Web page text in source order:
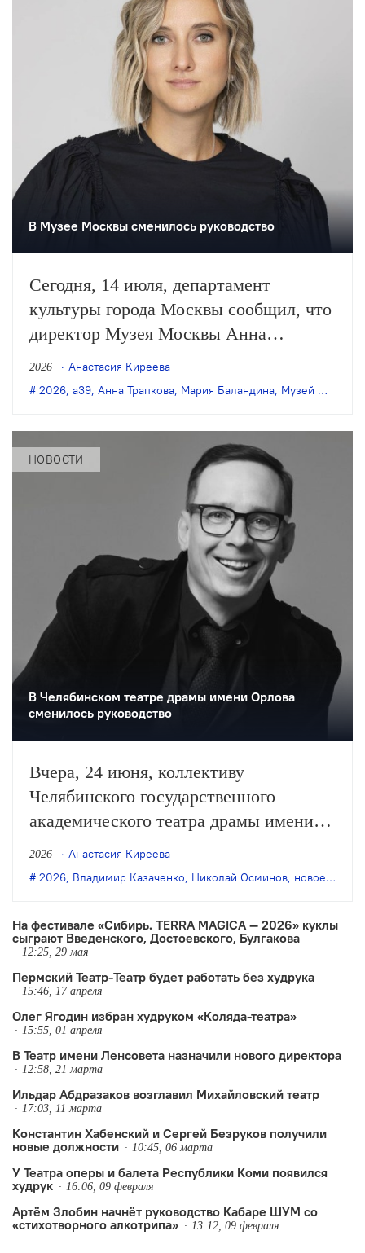
В Музее Москвы сменилось руководство
Сегодня, 14 июля, департамент
культуры города Москвы сообщил, что
директор Музея Москвы Анна
Трапкова покидает свой пост. Её место
займёт Мария Баландина.
2026
Анастасия Киреева
2026, а39, Анна Трапкова, Мария Баландина, Музей Москвы
НОВОСТИ
В Челябинском театре драмы имени Орлова
сменилось руководство
Вчера, 24 июня, коллективу
Челябинского государственного
академического театра драмы имени
Наума Орлова был представлен новый
главный режиссёр. Им стал штатный
Осминов. Возглавлявший
Челябинскую драму ранее Владимир
Казаченко покинул театр в мае.
2026
Анастасия Киреева
2026, Владимир Казаченко, Николай Осминов, новое назначение
На фестивале «Сибирь. TERRA MAGICA — 2026» куклы
сыграют Введенского, Достоевского, Булгакова
12:25, 29 мая
Пермский Театр-Театр будет работать без худрука
15:46, 17 апреля
Олег Ягодин избран худруком «Коляда-театра»
15:55, 01 апреля
В Театр имени Ленсовета назначили нового директора
12:58, 21 марта
Ильдар Абдразаков возглавил Михайловский театр
17:03, 11 марта
Константин Хабенский и Сергей Безруков получили
новые должности
10:45, 06 марта
У Театра оперы и балета Республики Коми появился
худрук
16:06, 09 февраля
Артём Злобин начнёт руководство Кабаре ШУМ со
«стихотворного алкотрипа»
13:12, 09 февраля